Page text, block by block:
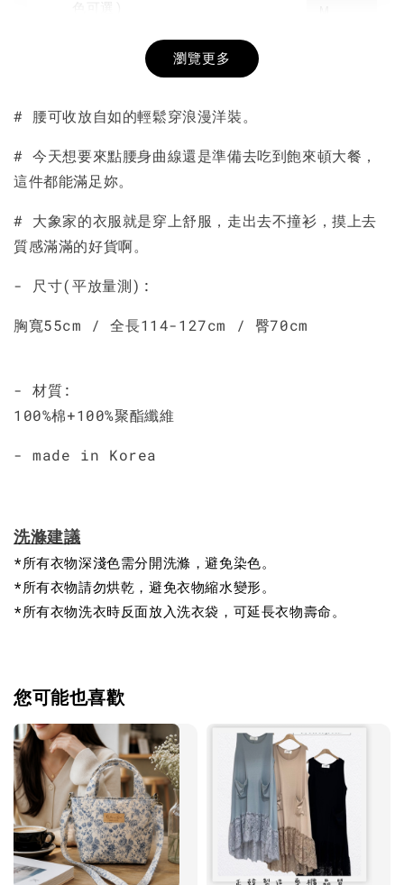
+NT$ 190
-
瀏覽更多
# 腰可收放自如的輕鬆穿浪漫洋裝。
# 今天想要來點腰身曲線還是準備去吃到飽來頓大餐，
這件都能滿足妳。
# 大象家的衣服就是穿上舒服，走出去不撞衫，摸上去
質感滿滿的好貨啊。
- 尺寸(平放量測):
胸寬55cm / 全長114-127cm / 臀70cm
- 材質:
100%棉+100%聚酯纖維
- made in Korea
洗滌建議
*所有衣物深淺色需分開洗滌，避免染色。
*所有衣物請勿烘乾，避免衣物縮水變形。
*所有衣物洗衣時反面放入洗衣袋，可延長衣物壽命。
您可能也喜歡